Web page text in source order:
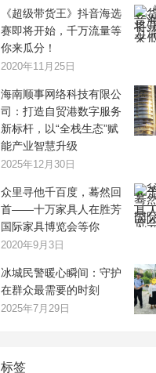
《超级带货王》抖音海选
赛即将开始，千万流量等
你来瓜分！
2020年11月25日
海南顺事网络科技有限公
司：打造自贸港数字服务
新标杆，以“全栈生态”赋
能产业智慧升级
2025年12月30日
众里寻他千百度，蓦然回
首——十万家具人在胜芳
国际家具博览会等你
2020年9月3日
冰城民警暖心瞬间：守护
在群众最需要的时刻
2025年7月29日
标签